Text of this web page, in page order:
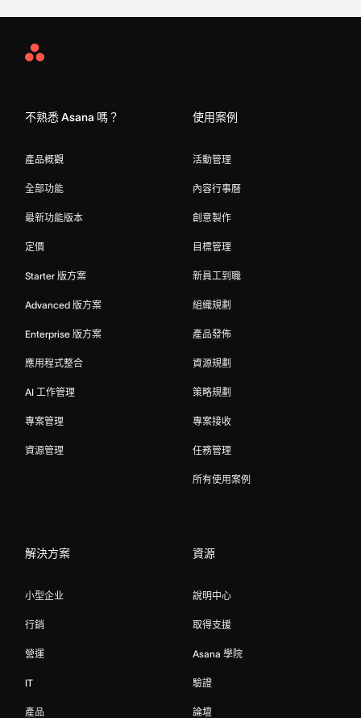
Asana
不熟悉 Asana 嗎？
產品概觀
全部功能
最新功能版本
定價
Starter 版方案
Advanced 版方案
Enterprise 版方案
應用程式整合
AI 工作管理
專案管理
資源管理
使用案例
活動管理
內容行事曆
創意製作
目標管理
新員工到職
組織規劃
產品發佈
資源規劃
策略規劃
專案接收
任務管理
所有使用案例
解決方案
小型企业
行銷
營運
IT
產品
資源
說明中心
取得支援
Asana 學院
驗證
論壇